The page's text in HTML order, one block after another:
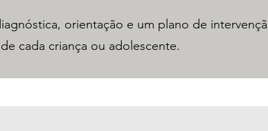
orientação e um plano de
cada criança ou adolescente.